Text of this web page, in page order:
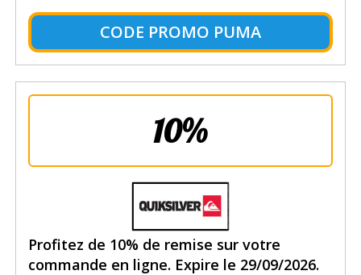
CODE PROMO PUMA
10%
Profitez de 10% de remise sur votre
commande en ligne. Expire le 29/09/2026.